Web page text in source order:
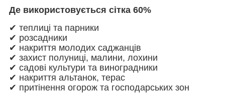
Де використовується сітка 60%
✔ теплиці та парники
✔ розсадники
✔ накриття молодих саджанців
✔ захист полуниці, малини, лохини
✔ садові культури та виноградники
✔ накриття альтанок, терас
✔ притінення огорож та господарських зон